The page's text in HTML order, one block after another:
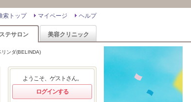
ヘルプ
マイページ
索トップ
テサロン 美容クリニック
リンダ(BELINDA)
ようこそ、ゲストさん。
ログインする